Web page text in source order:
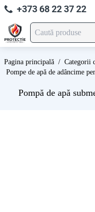
+373 68 22 37 22
Pagina principală / Categorii
Pompe de apă de adâncime
Pompă de apă